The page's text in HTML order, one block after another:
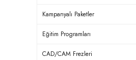
Kampanyalı Paketler
Eğitim Programları
CAD/CAM Frezleri